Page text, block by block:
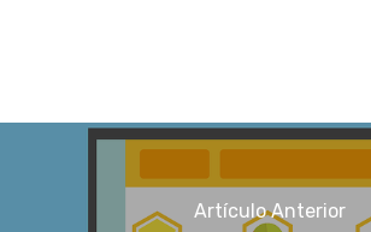
Artículo Anterior